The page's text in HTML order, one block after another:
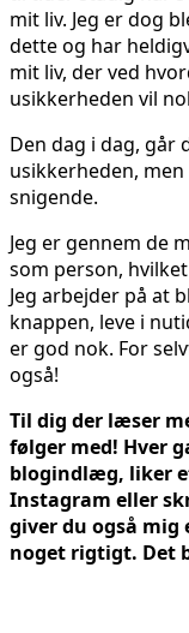
mit liv. Jeg er dog
dette og har
mit liv, der ved
usikkerheden vil
Den dag i dag,
usikkerheden,
snigende.
Jeg er gennem de
som person,
Jeg arbejder på at
knappen, leve i
er god nok. For
også!
Til dig der læser
følger med! Hver
blogindlæg, liker
Instagram eller
giver du også
noget rigtigt. Det